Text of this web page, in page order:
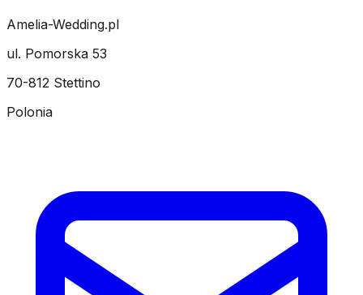
Amelia-Wedding.pl
ul. Pomorska 53
70-812 Stettino
Polonia